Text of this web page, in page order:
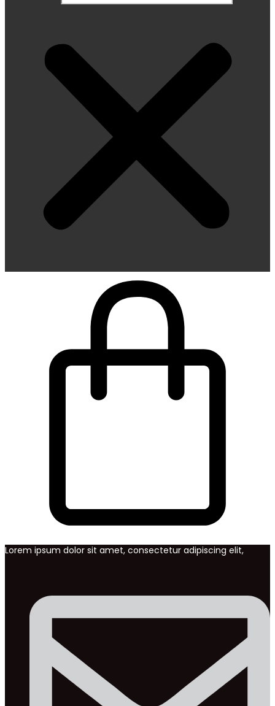
Lorem ipsum dolor sit amet, consectetur adipiscing elit,